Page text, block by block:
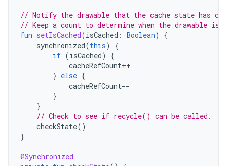
// Notify the drawable that the cache state has
// Keep a count to determine when the drawable is
fun setIsCached(isCached : Boolean)
{
synchronized(this)
{
if (isCached)
{
cacheRefCount++
} else {
cacheRefCount--
}
}
// Check to see if recycle() can be called.
checkState()
}
@Synchronized